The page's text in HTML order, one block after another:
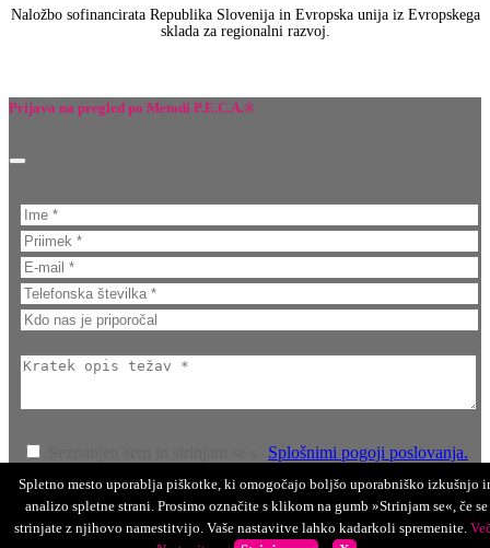
Naložbo sofinancirata Republika Slovenija in Evropska unija iz Evropskega
sklada za regionalni razvoj.
Prijava na pregled po Metodi P.E.C.A.®
Splošnimi pogoji poslovanja.
*
Spletno mesto uporablja piškotke, ki omogočajo boljšo uporabniško izkušnjo
analizo spletne strani. Prosimo označite s klikom na gumb »Strinjam se«, če se
strinjate z njihovo namestitvijo. Vaše nastavitve lahko kadarkoli spremenite.